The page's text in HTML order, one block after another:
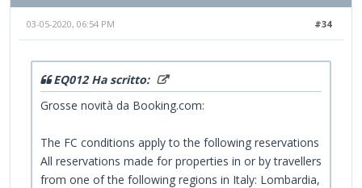
#34
03-05-2020, 06:54 PM
EQ012 Ha scritto:
Grosse novità da Booking.com:
The FC conditions apply to the following reservations
All reservations made for properties in or by travellers
from one of the following regions in Italy: Lombardia,